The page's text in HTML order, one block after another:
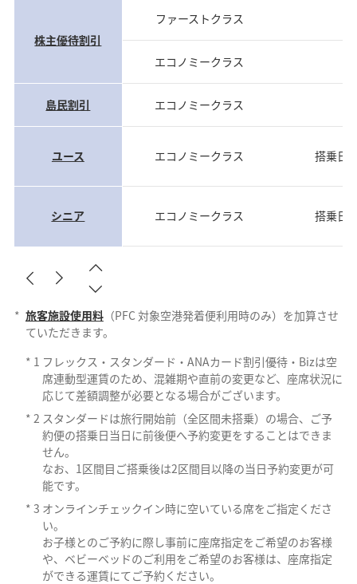
株主優待割引
ファーストクラス
エコノミークラス
島民割引 エコノミークラス
ユース エコノミークラス 搭乗日
シニア エコノミークラス 搭乗日
* 旅客施設使用料（PFC 対象空港発着便利用時のみ）を加算させ
ていただきます。
* 1 フレックス・スタンダード・ANAカード割引優待・Bizは空
席連動型運賃のため、混雑期や直前の変更など、座席状況に
応じて差額調整が必要となる場合がございます。
* 2 スタンダードは旅行開始前（全区間未搭乗）の場合、ご予
約便の搭乗日当日に前後便へ予約変更をすることはできま
せん。
なお、1区間目ご搭乗後は2区間目以降の当日予約変更が可
能です。
* 3 オンラインチェックイン時に空いている席をご指定くださ
い。
お子様とのご予約に際し事前に座席指定をご希望のお客様
や、ベビーベッドのご利用をご希望のお客様は、座席指定
ができる運賃にてご予約ください。